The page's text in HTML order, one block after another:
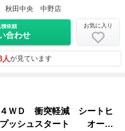
秋田中央 中野店
積依頼
合わせ
お気に入り
人が見ています
ＷＤ 衝突軽減 シートヒ
ッシュスタート オート